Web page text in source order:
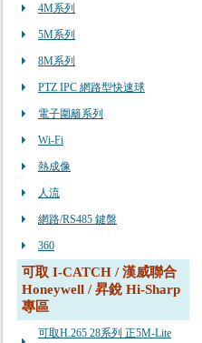
4M系列
5M系列
8M系列
PTZ IPC 網路型快速球
電子圍籬系列
Wi-Fi
熱成像
人流
網路/RS485 鍵盤
360
可取 I-CATCH / 漢威聯合
Honeywell / 昇銳 Hi-Sharp
專區
可取H.265 28系列 正5M-Lite